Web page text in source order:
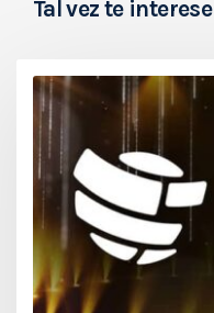
Tal vez te interese